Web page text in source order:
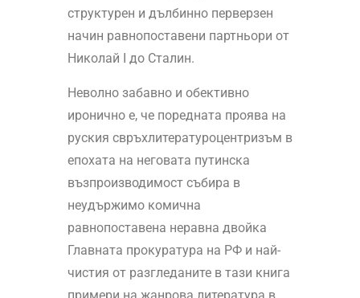
структурен и дълбинно перверзен
начин равнопоставени партньори от
Николай І до Сталин.
Неволно забавно и обективно
иронично е, че поредната проява на
руския свръхлитературоцентризъм в
епохата на неговата путинска
възпроизводимост събира в
неудържимо комична
равнопоставена неравна двойка
Главната прокуратура на РФ и най-
чистия от разгледаните в тази книга